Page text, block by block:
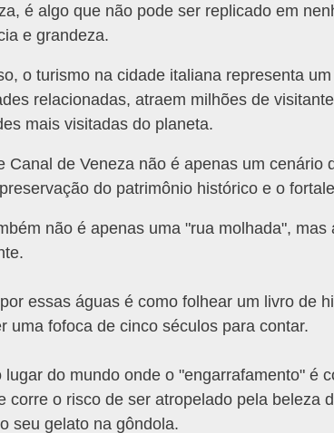
é algo que não pode ser replicado em
e grandeza.
o turismo na cidade italiana representa
relacionadas, atraem milhões de
mais visitadas do planeta.
Canal de Veneza não é apenas um
do patrimônio histórico e o
não é apenas uma "rua molhada",
essas águas é como folhear um livro de
uma fofoca de cinco séculos para contar.
lugar do mundo onde o "engarrafamento" é
corre o risco de ser atropelado pela beleza
seu gelato na gôndola.